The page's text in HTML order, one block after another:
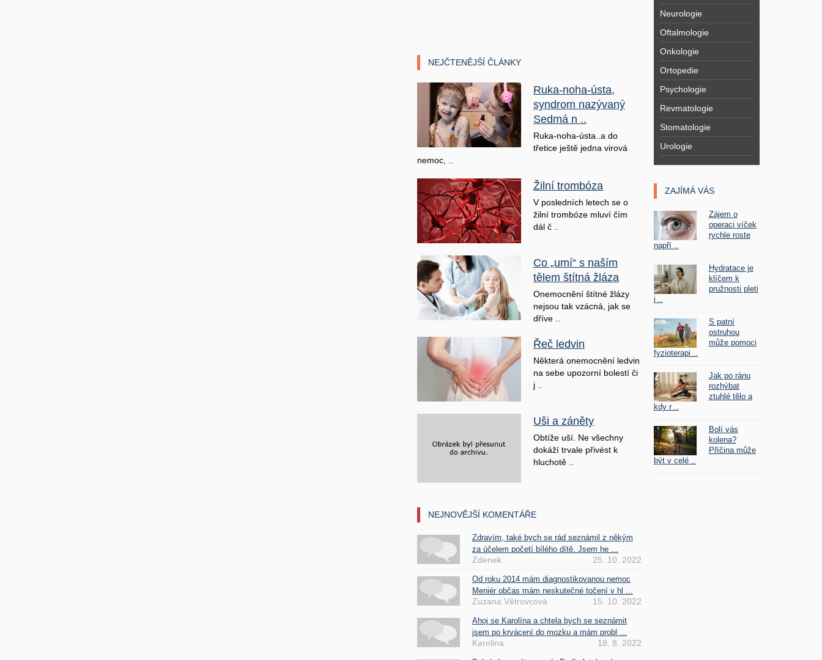
NEJČTENĚJŠÍ ČLÁNKY
Ruka-noha-ústa,
syndrom nazývaný
Sedmá n ..
Ruka-noha-ústa..a do
třetice ještě jedna virová
nemoc, ..
Žilní trombóza
V posledních letech se o
žilní trombóze mluví čím
dál č ..
Co „umí“ s naším
tělem štítná žláza
Onemocnění štítné žlázy
nejsou tak vzácná, jak se
dříve ..
Řeč ledvin
Některá onemocnění ledvin
na sebe upozorní bolestí či
j ..
Uši a záněty
Obtíže uší. Ne všechny
dokáží trvale přivést k
hluchotě ..
NEJNOVĚJŠÍ KOMENTÁŘE
Zdravím, také bych se rád seznámil z někým
za účelem početí bílého dítě. Jsem he ...
Zdenek 25. 10. 2022
Od roku 2014 mám diagnostikovanou nemoc
Meniér občas mám neskutečné točení v hl ...
Zuzana Větrovcová 15. 10. 2022
Ahoj se Karolína a chtela bych se seznámit
jsem po krvácení do mozku a mám probl ...
Karolina 18. 8. 2022
Neurologie
Oftalmologie
Onkologie
Ortopedie
Psychologie
Revmatologie
Stomatologie
Urologie
ZAJÍMÁ VÁS
Zájem o
operaci víček
rychle roste
napří ..
Hydratace je
klíčem k
pružnosti pleti
i ..
S patní
ostruhou
může pomoci
fyzioterapi ..
Jak po ránu
rozhýbat
ztuhlé tělo a
kdy r ..
Bolí vás
kolena?
Příčina může
být v celé ..